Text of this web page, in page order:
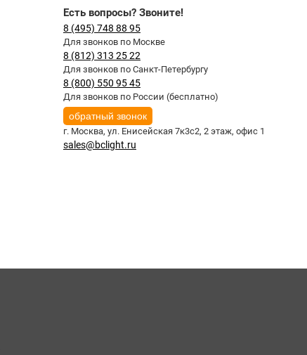
Есть вопросы? Звоните!
8 (495) 748 88 95
Для звонков по Москве
8 (812) 313 25 22
Для звонков по Санкт-Петербургу
8 (800) 550 95 45
Для звонков по России (бесплатно)
обратный звонок
г. Москва, ул. Енисейская 7к3с2, 2 этаж, офис 1
sales@bclight.ru